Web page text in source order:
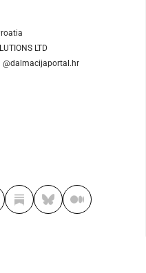
LTD
@dalmacijaportal.hr